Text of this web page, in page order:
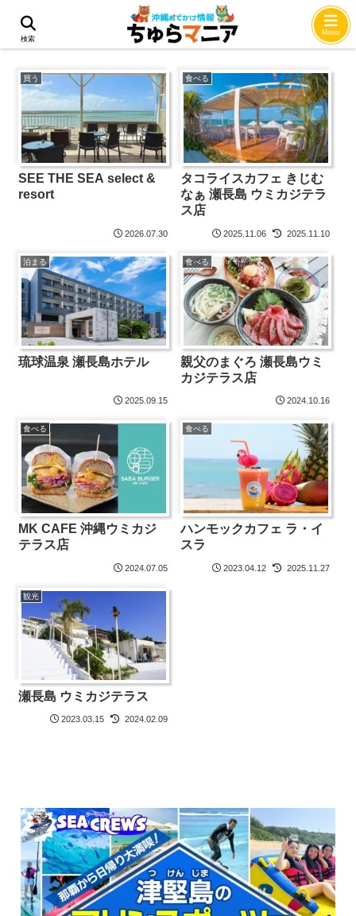
買う
SEE THE SEA select &
resort
2026.07.30
食べる
タコライスカフェ きじむ
なぁ 瀬長島 ウミカジテラ
ス店
2025.11.06 2025.11.10
泊まる
琉球温泉 瀬長島ホテル
2025.09.15
食べる
親父のまぐろ 瀬長島ウミ
カジテラス店
2024.10.16
食べる
MK CAFE 沖縄ウミカジ
テラス店
2024.07.05
食べる
ハンモックカフェ ラ・イ
スラ
2023.04.12 2025.11.27
観光
瀬長島 ウミカジテラス
2023.03.15 2024.02.09
検索
Menu